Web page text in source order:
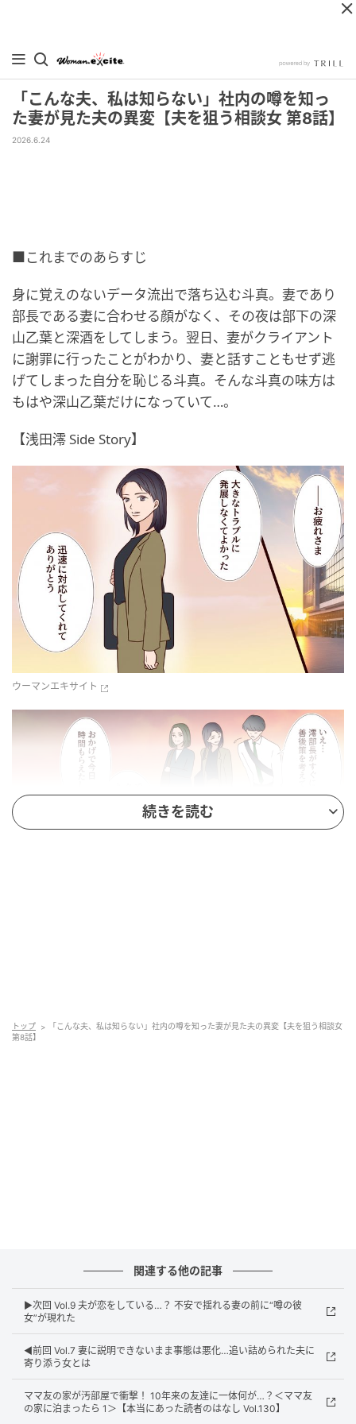
「こんな夫、私は知らない」社内の噂を知っ
た妻が見た夫の異変【夫を狙う相談女 第8話】
2026.6.24
■これまでのあらすじ
身に覚えのないデータ流出で落ち込む斗真。妻であり
部長である妻に合わせる顔がなく、その夜は部下の深
山乙葉と深酒をしてしまう。翌日、妻がクライアント
に謝罪に行ったことがわかり、妻と話すこともせず逃
げてしまった自分を恥じる斗真。そんな斗真の味方は
もはや深山乙葉だけになっていて…。
【浅田澪 Side Story】
ウーマンエキサイト
続きを読む
トップ
「こんな夫、私は知らない」社内の噂を知った妻が見た夫の異変【夫を狙う相談女
第8話】
関連する他の記事
▶︎次回 Vol.9 夫が恋をしている…？ 不安で揺れる妻の前に“噂の彼
女”が現れた
◀︎前回 Vol.7 妻に説明できないまま事態は悪化…追い詰められた夫に
寄り添う女とは
ママ友の家が汚部屋で衝撃！ 10年来の友達に一体何が…？＜ママ友
の家に泊まったら 1＞【本当にあった読者のはなし Vol.130】